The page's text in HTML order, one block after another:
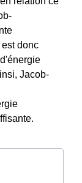
donc
Jacob-